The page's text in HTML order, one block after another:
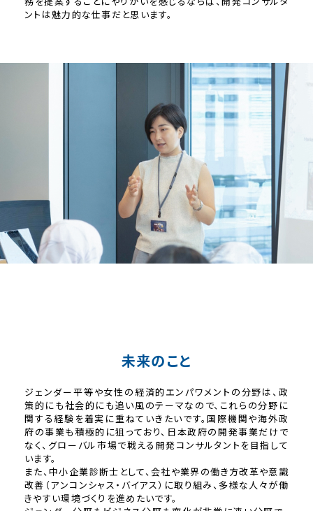
ントは魅力的な仕事だと思います。
未来のこと
ジェンダー平等や女性の経済的エンパワメントの分野は、政
策的にも社会的にも追い風のテーマなので、これらの分野に
関する経験を着実に重ねていきたいです。国際機関や海外政
府の事業も積極的に狙っており、日本政府の開発事業だけで
なく、グローバル市場で戦える開発コンサルタントを目指して
います。
また、中小企業診断士として、会社や業界の働き方改革や意識
改善（アンコンシャス・バイアス）に取り組み、多様な人々が働
きやすい環境づくりを進めたいです。